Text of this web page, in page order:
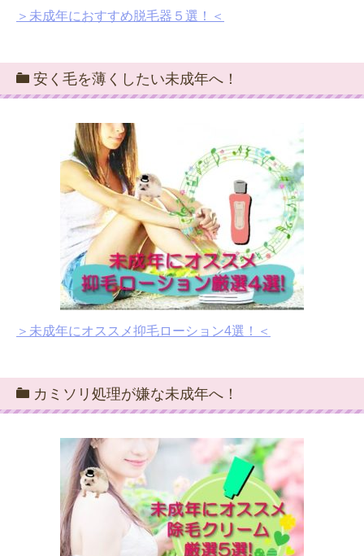
＞未成年におすすめ脱毛器５選！＜
安く毛を薄くしたい未成年へ！
＞未成年にオススメ抑毛ローション4選！＜
カミソリ処理が嫌な未成年へ！